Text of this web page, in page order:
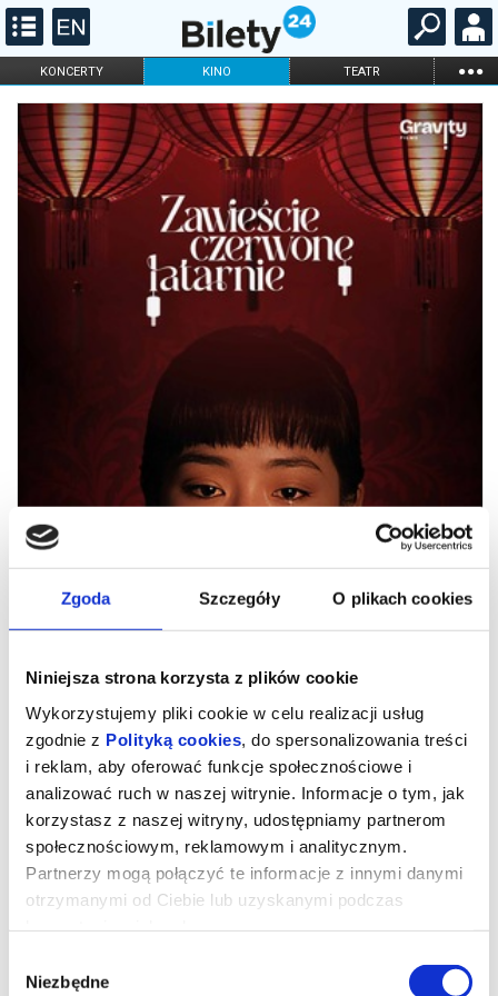
Zgoda Szczegóły O plikach cookies
Niniejsza strona korzysta z plików cookie
Wykorzystujemy pliki cookie w celu realizacji usług
zgodnie z Polityką cookies , do spersonalizowania treści
i reklam, aby oferować funkcje społecznościowe i
analizować ruch w naszej witrynie. Informacje o tym, jak
korzystasz z naszej witryny, udostępniamy partnerom
społecznościowym, reklamowym i analitycznym.
Partnerzy mogą połączyć te informacje z innymi danymi
otrzymanymi od Ciebie lub uzyskanymi podczas
zgody
Niezbędne
KONCERTY KINO TEATR ...
FILHARMONIA OPERA I BALET
STAND-UP
DLA DZIECI
ONLINE KARNETY
Zawieście czerwone latarnie
„Zawieście czerwone latarnie”to absolutna perła w bogatym i
eklektycznym dorobku Zhanga Yimou („Żyć”, „Hero”). Adaptacja
opowiadania Su Tonga „Żony i konkubiny” przyniosła mu
międzynarodowe uznanie i status nowego mistrza światowego
dopełniły sukces reżysera. W głównej roli błyszczy natomiast
Gong Li („Czerwone sorgo”, „Wyznania gejszy”), która